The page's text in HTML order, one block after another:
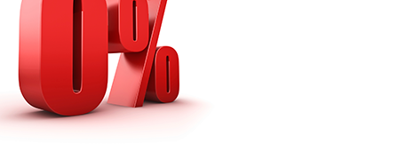
98531***92
8 (964) 290-**-*3
8 (964) 764-**-*8
91615***12